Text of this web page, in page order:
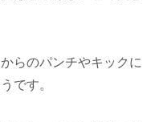
らのパンチやキックに
です。